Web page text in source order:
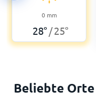
0 mm
28° /25°
Beliebte